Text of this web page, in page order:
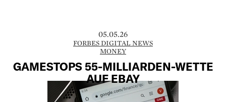
05.05.26
FORBES DIGITAL NEWS
MONEY
GAMESTOPS 55-MILLIARDEN-WETTE
AUF EBAY